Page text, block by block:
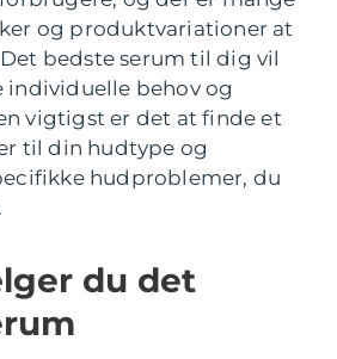
og produktvariationer at
bedste serum til dig vil
behov og
vigtigst er det at finde et
til din hudtype og
hudproblemer, du
du det